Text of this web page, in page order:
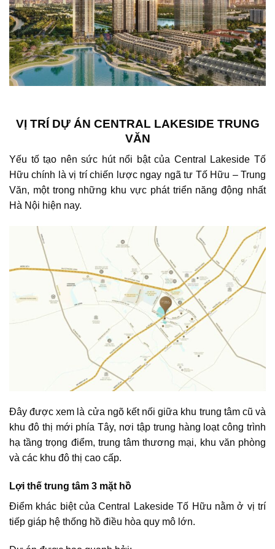
VỊ TRÍ DỰ ÁN CENTRAL LAKESIDE TRUNG
VĂN
Yếu tố tạo nên sức hút nổi bật của Central Lakeside Tố
Hữu chính là vị trí chiến lược ngay ngã tư Tố Hữu – Trung
Văn, một trong những khu vực phát triển năng động nhất
Hà Nội hiện nay.
Đây được xem là cửa ngõ kết nối giữa khu trung tâm cũ và
khu đô thị mới phía Tây, nơi tập trung hàng loạt công trình
hạ tầng trọng điểm, trung tâm thương mại, khu văn phòng
và các khu đô thị cao cấp.
Lợi thế trung tâm 3 mặt hồ
Điểm khác biệt của Central Lakeside Tố Hữu nằm ở vị trí
tiếp giáp hệ thống hồ điều hòa quy mô lớn.